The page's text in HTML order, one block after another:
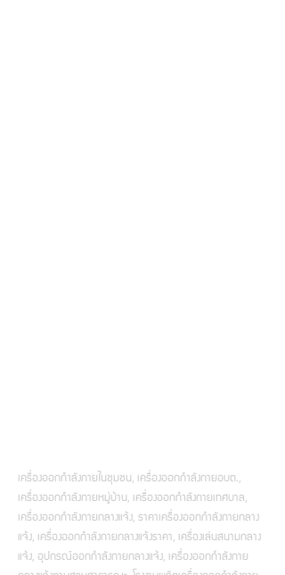
เครื่องออกกำลังกายในชุมชน, เครื่องออกกำลังกายอบต.,
เครื่องออกกำลังกายหมู่บ้าน, เครื่องออกกำลังกายเทศบาล,
เครื่องออกกำลังกายกลางแจ้ง, ราคาเครื่องออกกำลังกายกลาง
แจ้ง, เครื่องออกกำลังกายกลางแจ้งราคา, เครื่องเล่นสนามกลาง
แจ้ง, อุปกรณ์ออกกำลังกายกลางแจ้ง, เครื่องออกกำลังกาย